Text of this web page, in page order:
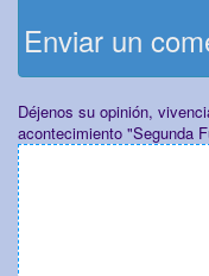
Enviar un
Déjenos su opinión,
acontecimiento "Segunda